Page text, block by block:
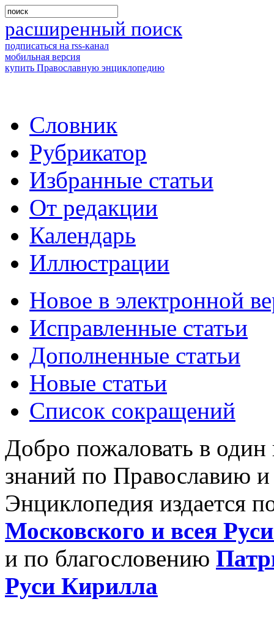
расширенный поиск
подписаться на rss-канал
мобильная версия
купить Православную энциклопедию
Словник
Рубрикатор
Избранные статьи
От редакции
Календарь
Иллюстрации
Новое в электронной
Исправленные статьи
Дополненные статьи
Новые статьи
Список сокращений
Добро пожаловать в
знаний по Православию
Энциклопедия издается
Московского и всея
и по благословению
Руси Кирилла